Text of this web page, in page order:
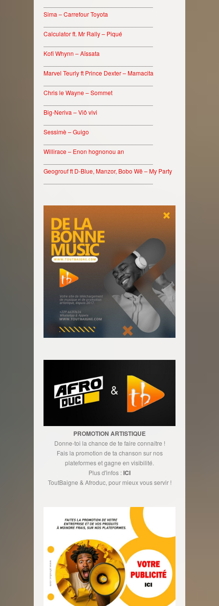
Sima – Carrefour Toyota
Calculator ft. Mr Rally – Piqué
Kofi Whynn – Aïssata
Marvel Teurly ft Prince Dexter – Mamacita
Chris le Wayne – Sommet
Big-Neriva – Viô vivi
Sessimè – Guigo
Willirace – Enon hognonou an
Geogrouf ft D-Blue, Manzor, Bobo Wê – My Party
PROMOTION ARTISTIQUE
Donne-toi la chance de te faire connaître !
Fais la promotion de ta chanson sur nos
plateformes et gagne en visibilité.
Plus d'infos :ICI
ToutBaigne & Afroduc, pour mieux vous servir !